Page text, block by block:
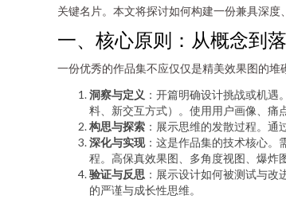
关键名片。本文将探讨如何构建一份兼具深度
一、核心原则：从概念到
一份优秀的作品集不应仅仅是精美效果图的
洞察与定义 ：开篇明确设计挑战或机
料、新交互方式）。使用用户画像、痛
构思与探索 ：展示思维的发散过程。
深化与实现：这是作品集的技术核心。
程。高保真效果图、多角度视图、爆炸
验证与反思 ：展示设计如何被测试与
的严谨与成长性思维。